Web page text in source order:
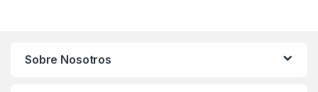
Sobre Nosotros